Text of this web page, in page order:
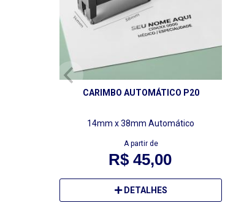
CARIMBO AUTOMÁTICO P20
14mm x 38mm Automático
A partir de
R$ 45,00
DETALHES